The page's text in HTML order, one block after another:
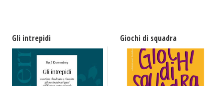
Gli intrepidi Giochi di squadra